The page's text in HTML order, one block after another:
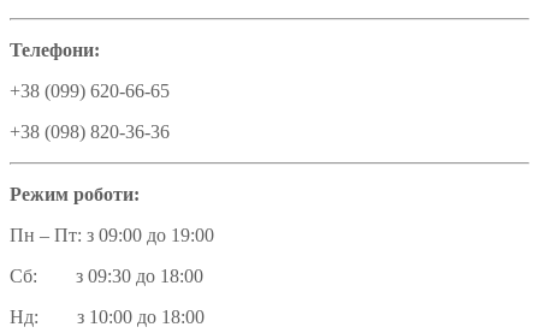
Телефони:
+38 (099) 620-66-65
+38 (098) 820-36-36
Режим роботи:
Пн – Пт: з 09:00 до 19:00
Сб: з 09:30 до 18:00
Нд: з 10:00 до 18:00